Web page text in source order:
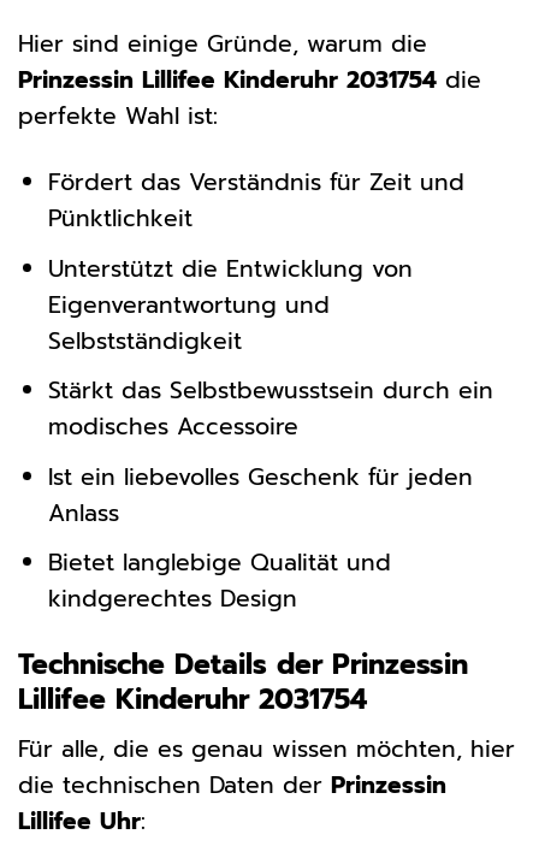
Hier sind einige Gründe, warum die
Prinzessin Lillifee Kinderuhr 2031754 die
perfekte Wahl ist:
Fördert das Verständnis für Zeit und
Pünktlichkeit
Unterstützt die Entwicklung von
Eigenverantwortung und
Selbstständigkeit
Stärkt das Selbstbewusstsein durch ein
modisches Accessoire
Ist ein liebevolles Geschenk für jeden
Anlass
Bietet langlebige Qualität und
kindgerechtes Design
Technische Details der Prinzessin
Lillifee Kinderuhr 2031754
Für alle, die es genau wissen möchten, hier
die technischen Daten der Prinzessin
Lillifee Uhr: